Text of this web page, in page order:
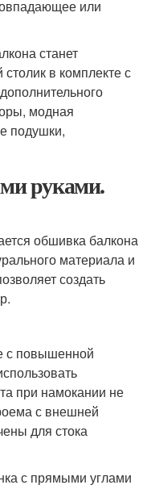
или
станет
в комплекте с
модная
подушки,
руками.
обшивка балкона
материала и
создать
с повышенной
при намокании не
с внешней
для стока
с прямыми углами